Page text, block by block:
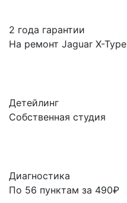
2 года гарантии
На ремонт Jaguar X-Type
Детейлинг
Собственная студия
Диагностика
По 56 пунктам за 490₽